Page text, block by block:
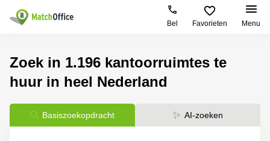
Bel Favorieten Menu
Productpagina's
Kantoorruimten
Business
Populaire
Steden
Alkmaar
Populaire
zoekopdrachten
Kantoorruimte
in Breda
Help
Over ons
Zoek in 1.196 kantoorruimtes te
huur in heel Nederland
Basiszoekopdracht AI-zoeken